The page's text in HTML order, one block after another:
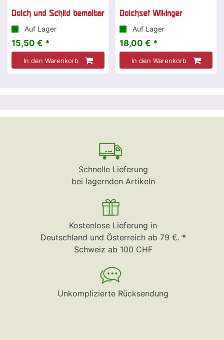
Dolch und Schild bemalbar
Auf Lager
15,50 € *
In den Warenkorb
Dolchset Wikinger
Auf Lager
18,00 € *
In den Warenkorb
Schnelle Lieferung
bei lagernden Artikeln
Kostenlose Lieferung in
Deutschland und Österreich ab 79 €. *
Schweiz ab 100 CHF
Unkomplizierte Rücksendung